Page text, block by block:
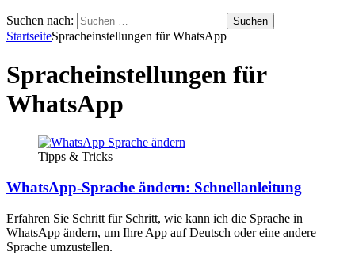
Suchen nach:
StartseiteSpracheinstellungen für WhatsApp
Spracheinstellungen für
WhatsApp
Tipps & Tricks
WhatsApp-Sprache ändern: Schnellanleitung
Erfahren Sie Schritt für Schritt, wie kann ich die Sprache in
WhatsApp ändern, um Ihre App auf Deutsch oder eine andere
Sprache umzustellen.